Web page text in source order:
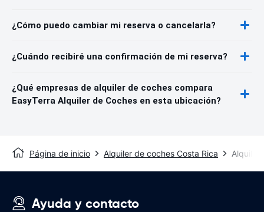
¿Cómo puedo cambiar mi reserva o cancelarla?
¿Cuándo recibiré una confirmación de mi reserva?
¿Qué empresas de alquiler de coches compara
EasyTerra Alquiler de Coches en esta ubicación?
Página de inicio Alquiler de coches Costa Rica Alquiler
Ayuda y contacto